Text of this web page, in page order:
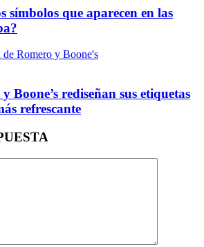
símbolos que aparecen en las
Boone’s rediseñan sus etiquetas
refrescante